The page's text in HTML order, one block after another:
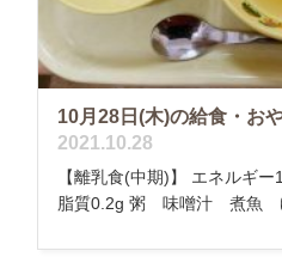
10月28日(木)の給食・お
2021.10.28
【離乳食(中期)】 エネルギ
脂質0.2g 粥 味噌汁 煮魚